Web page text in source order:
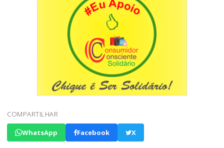
COMPARTILHAR
WhatsApp Facebook X